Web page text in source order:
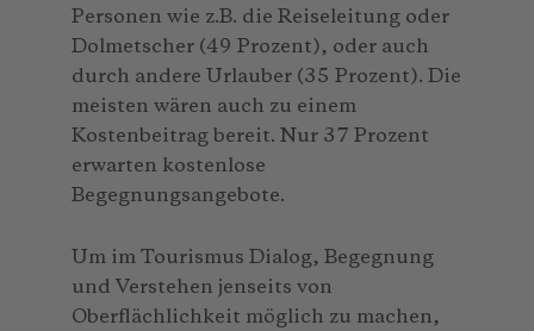
Personen wie z.B. die Reiseleitung oder
Dolmetscher (49 Prozent), oder auch
durch andere Urlauber (35 Prozent). Die
meisten wären auch zu einem
Kostenbeitrag bereit. Nur 37 Prozent
erwarten kostenlose
Begegnungsangebote.
Um im Tourismus Dialog, Begegnung
und Verstehen jenseits von
Oberflächlichkeit möglich zu machen,